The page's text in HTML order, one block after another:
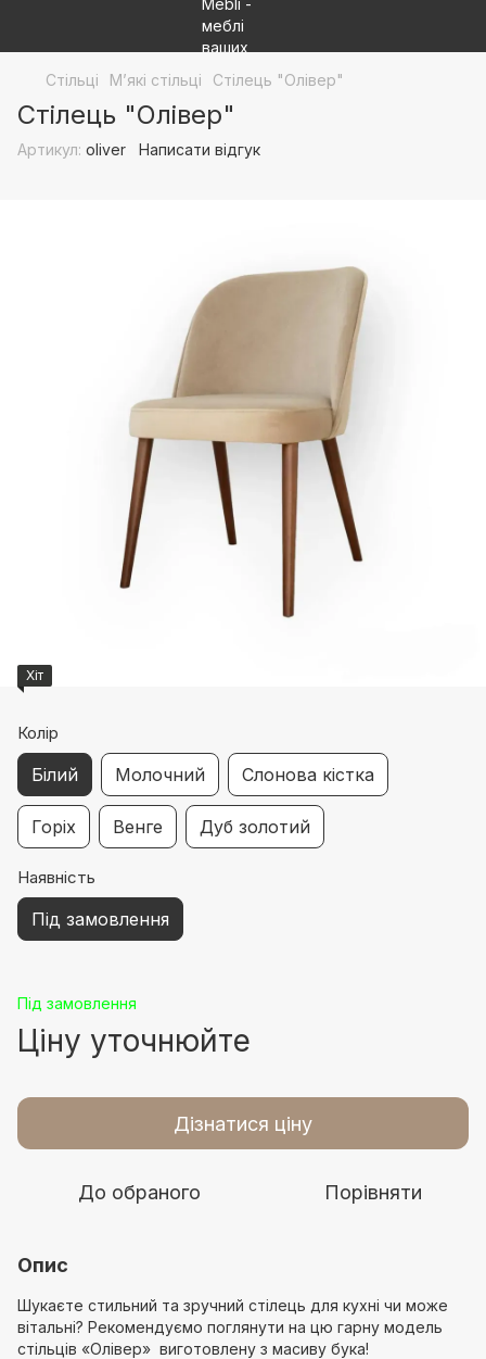
Стільці М’які стільці Стілець "Олівер"
Стілець "Олівер"
Артикул: oliver Написати відгук
Хіт
Колір
Білий Молочний Слонова кістка
Горіх Венге Дуб золотий
Наявність
Під замовлення
Під замовлення
Ціну уточнюйте
Дізнатися ціну
До обраного Порівняти
Опис
Шукаєте стильний та зручний стілець для кухні чи може
вітальні? Рекомендуємо поглянути на цю гарну модель
стільців «Олівер» виготовлену з масиву бука!